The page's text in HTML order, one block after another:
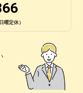
定休）